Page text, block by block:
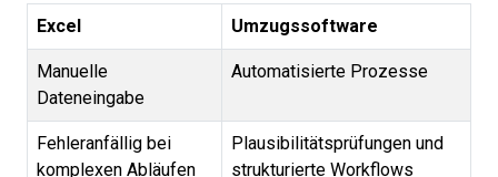
Excel Umzugssoftware
Manuelle
Dateneingabe
Automatisierte Prozesse
Fehleranfällig bei
komplexen Abläufen
Plausibilitätsprüfungen und
strukturierte Workflows